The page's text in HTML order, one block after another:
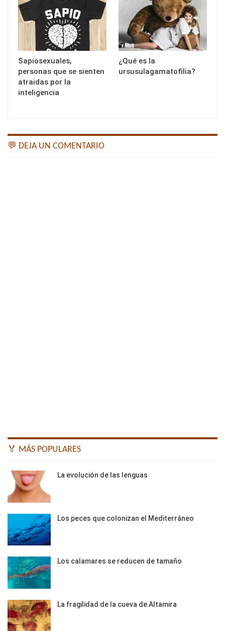
Sapiosexuales,
personas que se sienten
atraidas por la
inteligencia
¿Qué es la
ursusulagamatofilia?
💬 DEJA UN COMENTARIO
🏅 MÁS POPULARES
La evolución de las lenguas
Los peces que colonizan el Mediterráneo
Los calamares se reducen de tamaño
La fragilidad de la cueva de Altamira